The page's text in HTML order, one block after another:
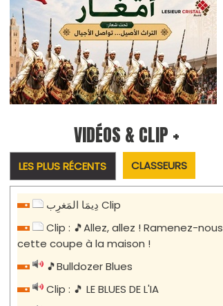
VIDÉOS & CLIP +
LES PLUS RÉCENTS CLASSEURS
دِيمَا المَغرِب Clip
Clip : 🎵Allez, allez ! Ramenez-nous
cette coupe à la maison !
🎵Bulldozer Blues
Clip : 🎵 LE BLUES DE L'IA